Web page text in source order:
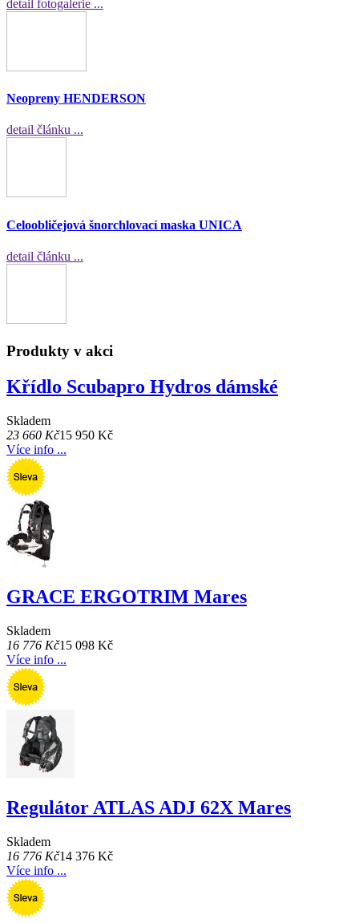
detail fotogalerie ...
Neopreny HENDERSON
detail článku ...
Celoobličejová šnorchlovací maska UNICA
detail článku ...
Produkty v akci
Křídlo Scubapro Hydros dámské
Skladem
23 660 Kč15 950 Kč
Více info ...
GRACE ERGOTRIM Mares
Skladem
16 776 Kč15 098 Kč
Více info ...
Regulátor ATLAS ADJ 62X Mares
Skladem
16 776 Kč14 376 Kč
Více info ...